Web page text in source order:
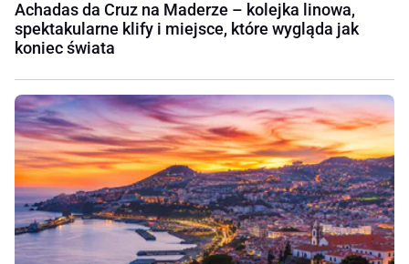
Achadas da Cruz na Maderze – kolejka linowa,
spektakularne klify i miejsce, które wygląda jak
koniec świata